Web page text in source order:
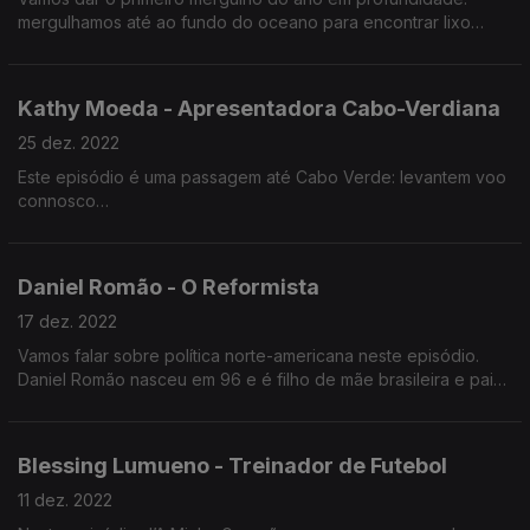
Inteligência Artificial?
Google
mergulhamos até ao fundo do oceano para encontrar lixo
O que há no fundo do oceano? Plástico e lixo
Vamos falar de plásticos e microplásticos
Vamos conhecer as implicações práticas da geoestatística no
Kathy Moeda - Apresentadora Cabo-Verdiana
25 dez. 2022
Este episódio é uma passagem até Cabo Verde: levantem voo
connosco
rádio.
“influencer” no Instagram
Daniel Romão - O Reformista
17 dez. 2022
Vamos falar sobre política norte-americana neste episódio.
Daniel Romão nasceu em 96 e é filho de mãe brasileira e pai
hotelaria.
Blessing Lumueno - Treinador de Futebol
11 dez. 2022